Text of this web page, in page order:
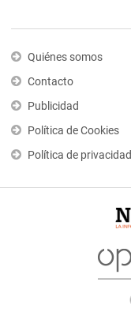
Quiénes somos
Contacto
Publicidad
Política de Cookies
Política de privacidad